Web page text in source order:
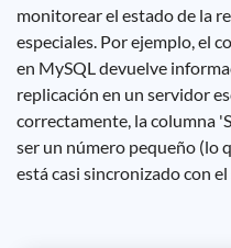
monitorear el estado de la
especiales. Por ejemplo, el
en MySQL devuelve
replicación en un servidor
correctamente, la columna
ser un número pequeño (lo
está casi sincronizado con